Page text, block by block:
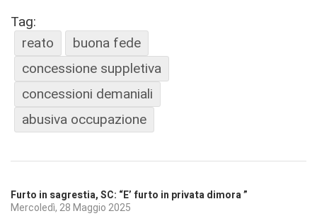
Tag:
reato
buona fede
concessione suppletiva
concessioni demaniali
abusiva occupazione
Furto in sagrestia, SC: “E’ furto in privata dimora ”
Mercoledì, 28 Maggio 2025